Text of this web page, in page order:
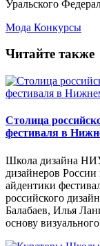
Уральского
Мода Конкурсы
Читайте также
Столица
фестиваля в
Школа дизайна
дизайнеров России
айдентики
российского
Балабаев, Илья
основу